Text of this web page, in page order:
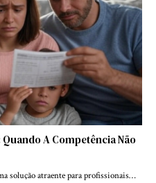
A Competência Não
solução atraente para profissionais…